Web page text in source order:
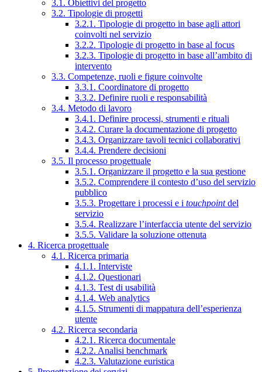
3.1. Obiettivi del progetto
3.2. Tipologie di progetti
3.2.1. Tipologie di progetto in base agli attori
coinvolti nel servizio
3.2.2. Tipologie di progetto in base al focus
3.2.3. Tipologie di progetto in base all’ambito di
intervento
3.3. Competenze, ruoli e figure coinvolte
3.3.1. Coordinatore di progetto
3.3.2. Definire ruoli e responsabilità
3.4. Metodo di lavoro
3.4.1. Definire processi, strumenti e rituali
3.4.2. Curare la documentazione di progetto
3.4.3. Organizzare tavoli tecnici collaborativi
3.4.4. Prendere decisioni
3.5. Il processo progettuale
3.5.1. Organizzare il progetto e la sua gestione
3.5.2. Comprendere il contesto d’uso del servizio
pubblico
3.5.3. Progettare i processi e i touchpointdel
servizio
3.5.4. Realizzare l’interfaccia utente del servizio
3.5.5. Validare la soluzione ottenuta
4. Ricerca progettuale
4.1. Ricerca primaria
4.1.1. Interviste
4.1.2. Questionari
4.1.3. Test di usabilità
4.1.4. Web analytics
4.1.5. Strumenti di mappatura dell’esperienza
utente
4.2. Ricerca secondaria
4.2.1. Ricerca documentale
4.2.2. Analisi benchmark
4.2.3. Valutazione euristica